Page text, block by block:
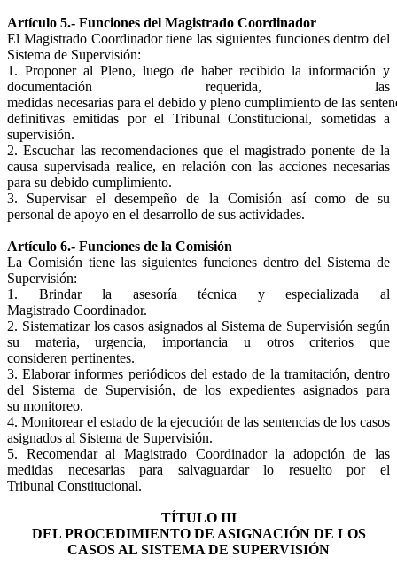
Artículo 5.- Funciones del Magistrado Coordinador
El Magistrado Coordinador tiene las siguientes funciones dentro del
Sistema de Supervisión:
1. Proponer al Pleno, luego de haber recibido la información y
documentación requerida, las
medidas necesarias para el debido y pleno cumplimiento de las
definitivas emitidas por el Tribunal Constitucional, sometidas a
supervisión.
2. Escuchar las recomendaciones que el magistrado ponente de la
causa supervisada realice, en relación con las acciones necesarias
para su debido cumplimiento.
3. Supervisar el desempeño de la Comisión así como de su
personal de apoyo en el desarrollo de sus actividades.
Artículo 6.- Funciones de la Comisión
La Comisión tiene las siguientes funciones dentro del Sistema de
Supervisión:
1. Brindar la asesoría técnica y especializada al
Magistrado Coordinador.
2. Sistematizar los casos asignados al Sistema de Supervisión según
su materia, urgencia, importancia u otros criterios que
consideren pertinentes.
3. Elaborar informes periódicos del estado de la tramitación, dentro
del Sistema de Supervisión, de los expedientes asignados para
su monitoreo.
4. Monitorear el estado de la ejecución de las sentencias de los casos
asignados al Sistema de Supervisión.
5. Recomendar al Magistrado Coordinador la adopción de las
medidas necesarias para salvaguardar lo resuelto por el
Tribunal Constitucional.
TÍTULO III
DEL PROCEDIMIENTO DE ASIGNACIÓN DE LOS
CASOS AL SISTEMA DE SUPERVISIÓN